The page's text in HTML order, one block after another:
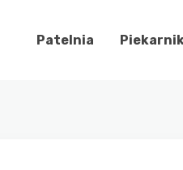
Patelnia